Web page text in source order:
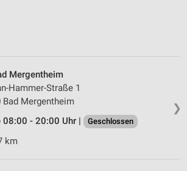
❯
Mergentheim
Hammer-Straße 1
Bad Mergentheim
08:00 - 20:00 Uhr |
Geschlossen
km